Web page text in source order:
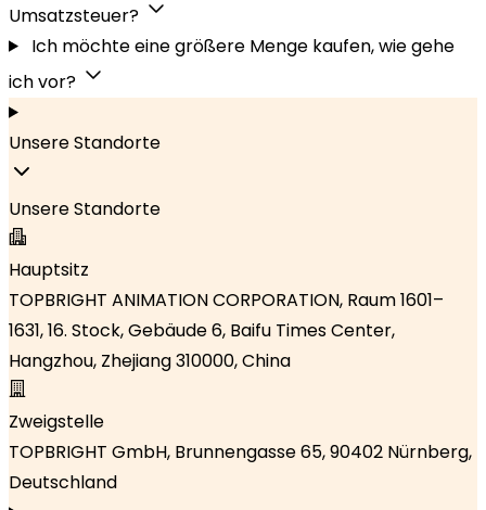
Umsatzsteuer?
Ich möchte eine größere Menge kaufen, wie gehe
ich vor?
Unsere Standorte
Unsere Standorte
Hauptsitz
TOPBRIGHT ANIMATION CORPORATION, Raum 1601–
1631, 16. Stock, Gebäude 6, Baifu Times Center,
Hangzhou, Zhejiang 310000, China
Zweigstelle
TOPBRIGHT GmbH, Brunnengasse 65, 90402 Nürnberg,
Deutschland